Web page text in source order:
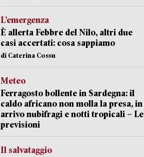
L’emergenza
È allerta Febbre del Nilo, altri due
casi accertati: cosa sappiamo
di Caterina Cossu
Meteo
Ferragosto bollente in Sardegna: il
caldo africano non molla la presa, in
arrivo nubifragi e notti tropicali – Le
previsioni
Il salvataggio